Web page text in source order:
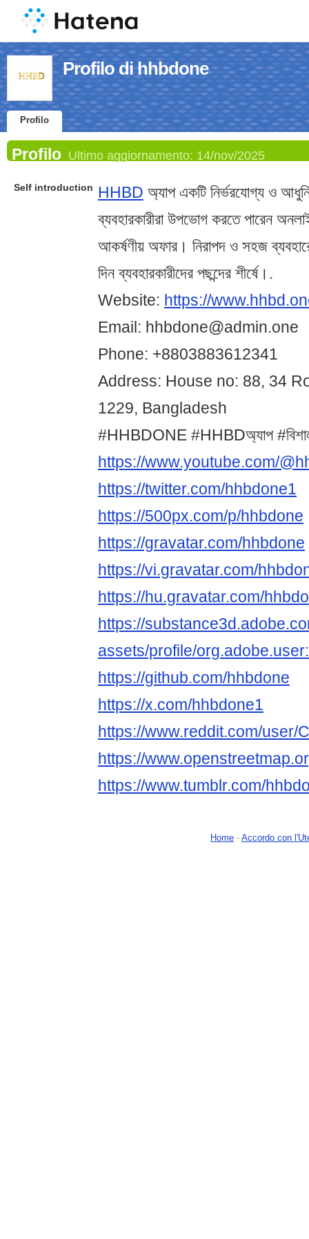
Profilo di hhbdone
Profilo
Profilo Ultimo aggiornamento: 14/nov/2025
Self introduction HHBD অ্যাপ একটি নির্ভরযোগ্য ও
ব্যবহারকারীরা উপভোগ করতে পারেন
আকর্ষণীয় অফার। নিরাপদ ও সহজ
দিন ব্যবহারকারীদের পছন্দের শীর্ষে।.
Website: https://
Email: hhbdone@admin.one
Phone: +8803883612341
Address: House no: 88, 34
1229, Bangladesh
#HHBDONE #HHBDঅ্যাপ
https://www.youtube.com/
https://twitter.com/hhbdone1
https://500px.com/p/hhbdone
https://gravatar.com/hhbdone
https://vi.gravatar.com/
https://hu.gravatar.com/
https://
assets/profile/
https://github.com/hhbdone
https://x.com/hhbdone1
https://www.reddit.com/user/
https://
https://www.tumblr.com/
Home - Accordo con